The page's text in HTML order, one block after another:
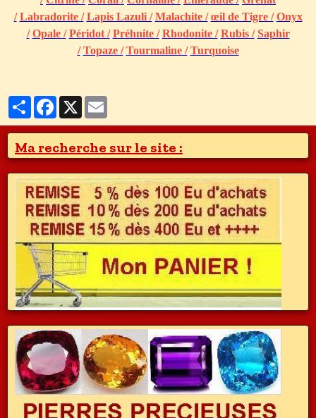
/ Labradorite / Lapis Lazuli / Malachite / œil de Tigre / Onyx
/ Opale / Péridot / Préhnite / Rhodonite / Rubis / Saphir
/ Topaze / Tourmaline / Turquoise
PartagerFacebook
X
Ma recherche sur le site :